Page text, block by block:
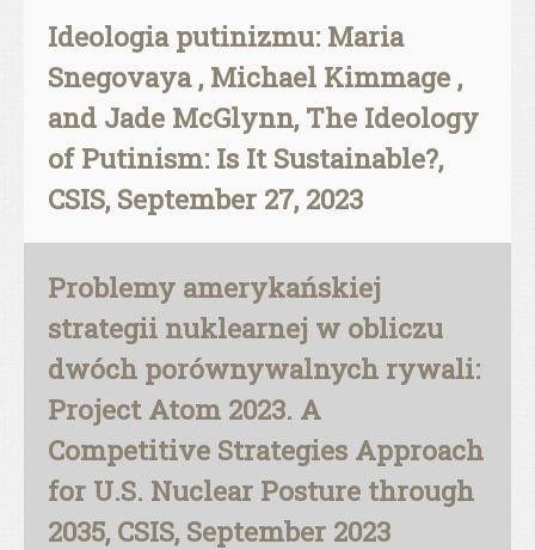
Ideologia putinizmu: Maria
Snegovaya , Michael Kimmage ,
and Jade McGlynn, The Ideology
of Putinism: Is It Sustainable?,
CSIS, September 27, 2023
Problemy amerykańskiej
strategii nuklearnej w obliczu
dwóch porównywalnych rywali:
Project Atom 2023. A
Competitive Strategies Approach
for U.S. Nuclear Posture through
2035, CSIS, September 2023